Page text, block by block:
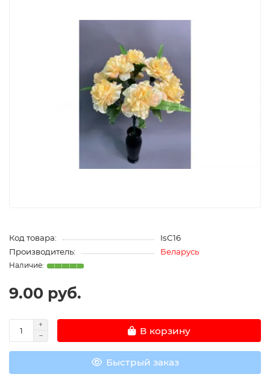
Код товара:
IsC16
Производитель:
Беларусь
9.00 руб.
В корзину
Быстрый заказ